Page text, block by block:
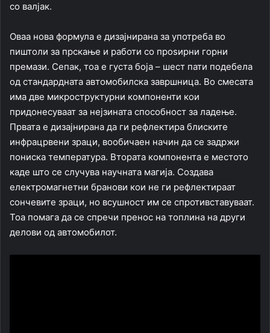
со валјак.
Оваа нова формула е дизајнирана за употреба во
пиштоли за прскање и работи со проѕирни горни
премази. Сепак, тоа е густа боја – шест пати подебела
од стандардната автомобилска завршница. Во смесата
има две микроструктурни компоненти кои
придонесуваат за нејзината способност за ладење.
Првата е дизајнирана да ги рефлектира блиските
инфрацрвени зраци, вообичаен начин да се задржи
пониска температура. Втората компонента е местото
каде што се случува научната магија. Создава
електромагнетни бранови кои не ги рефлектираат
сончевите зраци, но всушност им се спротивставуваат.
Тоа помага да се спречи пренос на топлина на други
делови од автомобилот.